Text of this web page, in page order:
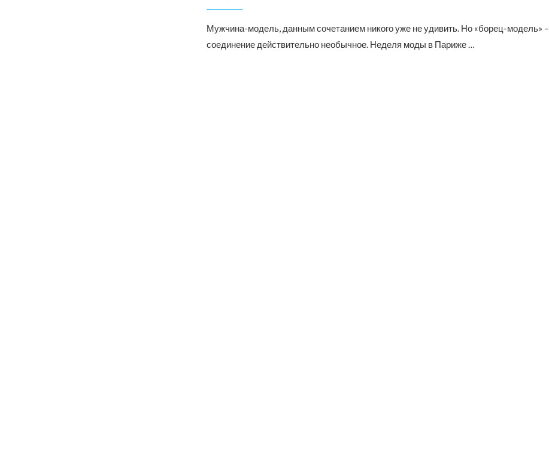
Мужчина-модель, данным сочетанием никого уже не удивить. Но «борец-модель» –
соединение действительно необычное. Неделя моды в Париже …